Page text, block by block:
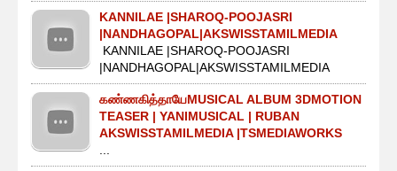
KANNILAE |SHAROQ-POOJASRI
|NANDHAGOPAL|AKSWISSTAMILMEDIA
KANNILAE |SHAROQ-POOJASRI
|NANDHAGOPAL|AKSWISSTAMILMEDIA
கண்ணகித்தாயேMUSICAL ALBUM 3DMOTION
TEASER | YANIMUSICAL | RUBAN
AKSWISSTAMILMEDIA |TSMEDIAWORKS